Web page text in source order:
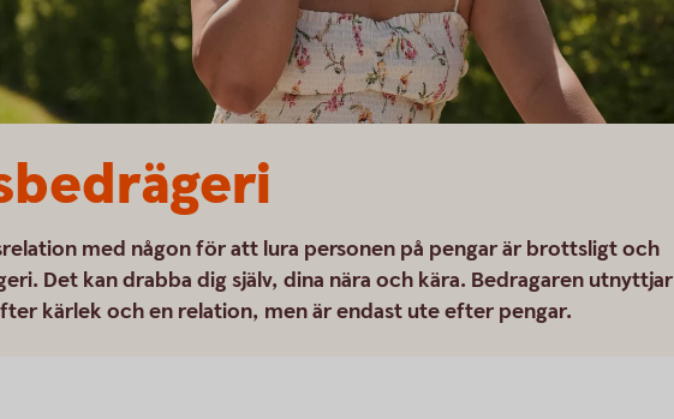
med någon för att lura personen på pengar är brottsligt och
Det kan drabba dig själv, dina nära och kära. Bedragaren utnyttjar
kärlek och en relation, men är endast ute efter pengar.